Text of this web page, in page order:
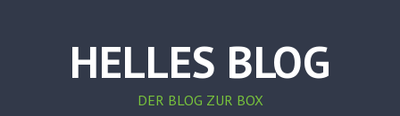
HELLES BLOG
DER BLOG ZUR BOX